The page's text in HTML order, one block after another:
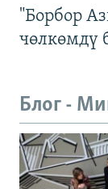
"Борбор
чөлкөмдү
Блог -